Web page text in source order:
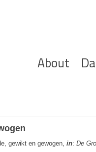
About
gewikt en gewogen, in: De